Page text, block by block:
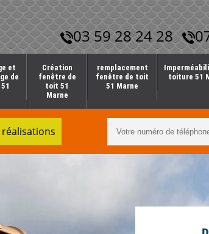
03 59 28 24 28
et
de
Création
fenêtre de
toit 51
Marne
remplacement
fenêtre de toit
51 Marne
toiture 51